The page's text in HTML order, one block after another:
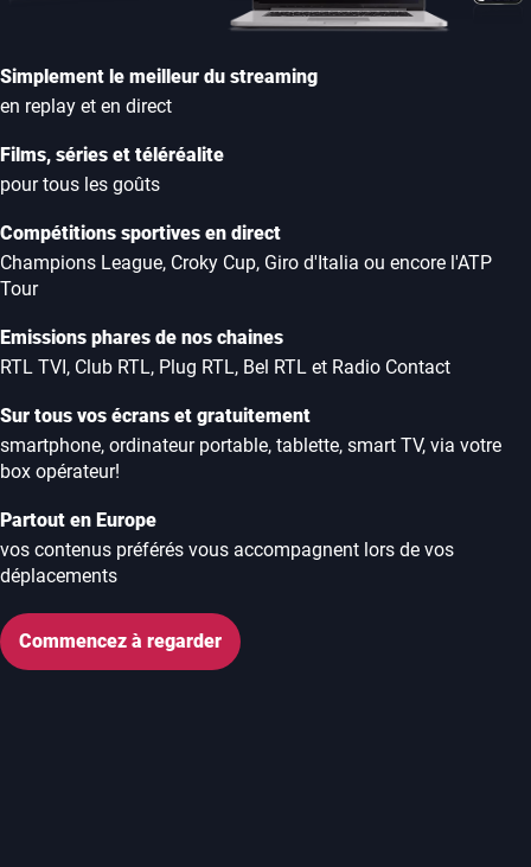
Simplement le meilleur du streaming
en replay et en direct
Films, séries et téléréalite
pour tous les goûts
Compétitions sportives en direct
Champions League, Croky Cup, Giro d'Italia ou encore l'ATP
Tour
Emissions phares de nos chaines
RTL TVI, Club RTL, Plug RTL, Bel RTL et Radio Contact
Sur tous vos écrans et gratuitement
smartphone, ordinateur portable, tablette, smart TV, via votre
box opérateur!
Partout en Europe
vos contenus préférés vous accompagnent lors de vos
déplacements
Commencez à regarder